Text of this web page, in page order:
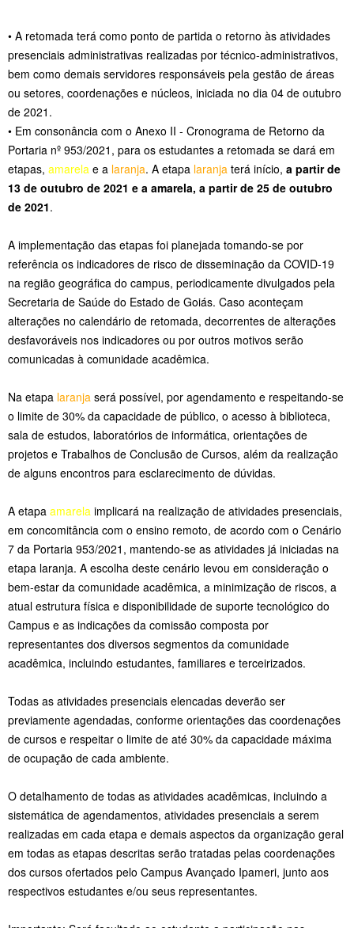
• A retomada terá como ponto de partida o retorno às atividades
presenciais administrativas realizadas por técnico-administrativos,
bem como demais servidores responsáveis pela gestão de áreas
ou setores, coordenações e núcleos, iniciada no dia 04 de outubro
de 2021.
• Em consonância com o Anexo II - Cronograma de Retorno da
Portaria nº 953/2021, para os estudantes a retomada se dará em
etapas, amarela e a laranja. A etapa laranja terá início, a partir de
13 de outubro de 2021 e a amarela, a partir de 25 de outubro
de 2021.
A implementação das etapas foi planejada tomando-se por
referência os indicadores de risco de disseminação da COVID-19
na região geográfica do campus, periodicamente divulgados pela
Secretaria de Saúde do Estado de Goiás. Caso aconteçam
alterações no calendário de retomada, decorrentes de alterações
desfavoráveis nos indicadores ou por outros motivos serão
comunicadas à comunidade acadêmica.
Na etapa laranja será possível, por agendamento e respeitando-se
o limite de 30% da capacidade de público, o acesso à biblioteca,
sala de estudos, laboratórios de informática, orientações de
projetos e Trabalhos de Conclusão de Cursos, além da realização
de alguns encontros para esclarecimento de dúvidas.
A etapa amarela implicará na realização de atividades presenciais,
em concomitância com o ensino remoto, de acordo com o Cenário
7 da Portaria 953/2021, mantendo-se as atividades já iniciadas na
etapa laranja. A escolha deste cenário levou em consideração o
bem-estar da comunidade acadêmica, a minimização de riscos, a
atual estrutura física e disponibilidade de suporte tecnológico do
Campus e as indicações da comissão composta por
representantes dos diversos segmentos da comunidade
acadêmica, incluindo estudantes, familiares e terceirizados.
Todas as atividades presenciais elencadas deverão ser
previamente agendadas, conforme orientações das coordenações
de cursos e respeitar o limite de até 30% da capacidade máxima
de ocupação de cada ambiente.
O detalhamento de todas as atividades acadêmicas, incluindo a
sistemática de agendamentos, atividades presenciais a serem
realizadas em cada etapa e demais aspectos da organização geral
em todas as etapas descritas serão tratadas pelas coordenações
dos cursos ofertados pelo Campus Avançado Ipameri, junto aos
respectivos estudantes e/ou seus representantes.